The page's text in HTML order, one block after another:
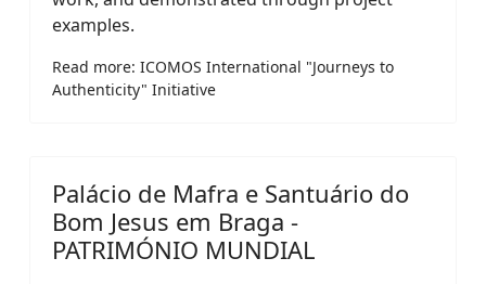
examples.
Read more: ICOMOS International "Journeys to
Authenticity" Initiative
Palácio de Mafra e Santuário do
Bom Jesus em Braga -
PATRIMÓNIO MUNDIAL